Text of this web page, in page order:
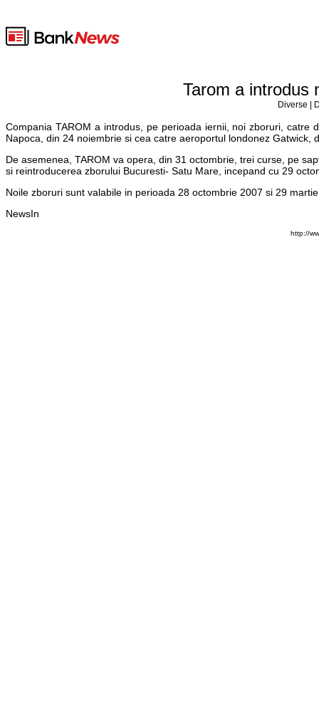
Tarom a introdus
Diverse |
Compania TAROM a introdus, pe perioada iernii, noi zboruri,
Napoca, din 24 noiembrie si cea catre aeroportul londonez
De asemenea, TAROM va opera, din 31 octombrie, trei curse, pe
si reintroducerea zborului Bucuresti- Satu Mare, incepand cu 29
Noile zboruri sunt valabile in perioada 28 octombrie 2007 si 29
NewsIn
http://